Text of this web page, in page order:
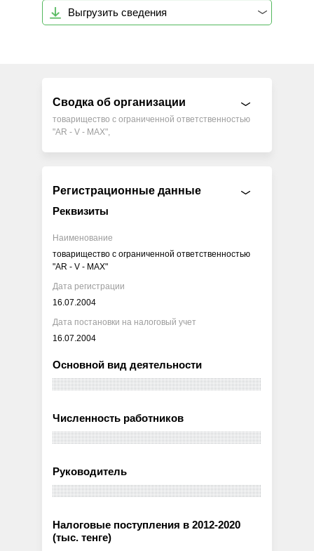
Выгрузить сведения
Сводка об организации
товарищество с ограниченной ответственностью
"AR - V - MAX",
Регистрационные данные
Реквизиты
Наименование
товарищество с ограниченной ответственностью
"AR - V - MAX"
Дата регистрации
16.07.2004
Дата постановки на налоговый учет
16.07.2004
Основной вид деятельности
Численность работников
Руководитель
Налоговые поступления в 2012-2020
(тыс. тенге)